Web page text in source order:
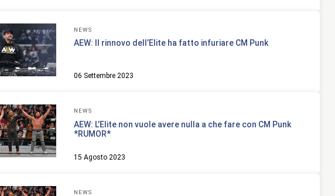
NEWS
AEW: Il rinnovo dell’Elite ha fatto infuriare CM Punk
06 Settembre 2023
NEWS
AEW: L’Elite non vuole avere nulla a che fare con CM Punk
*RUMOR*
15 Agosto 2023
NEWS